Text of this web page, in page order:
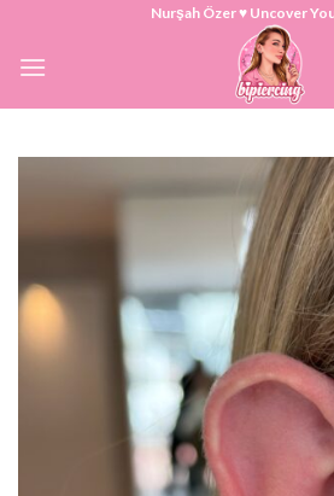
content
Nurşah Özer ♥ Uncover